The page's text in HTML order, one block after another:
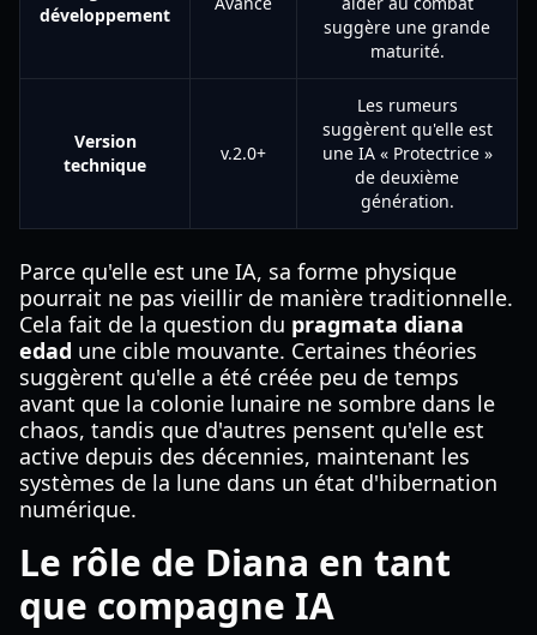
développement
suggère une grande
maturité.
Version
technique
v.2.0+
Les rumeurs
suggèrent qu'elle est
une IA « Protectrice »
de deuxième
génération.
Parce qu'elle est une IA, sa forme physique
pourrait ne pas vieillir de manière traditionnelle.
Cela fait de la question du pragmata diana
edad une cible mouvante. Certaines théories
suggèrent qu'elle a été créée peu de temps
avant que la colonie lunaire ne sombre dans le
chaos, tandis que d'autres pensent qu'elle est
active depuis des décennies, maintenant les
systèmes de la lune dans un état d'hibernation
numérique.
Le rôle de Diana en tant
que compagne IA